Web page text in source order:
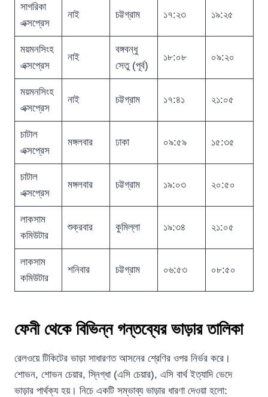
সাগরিকা
এক্সপ্রেস
নাই চট্টগ্রাম ১৭:২৩ ১৯:২৫
ময়মনসিংহ
এক্সপ্রেস
নাই
বঙ্গবন্ধু
সেতু (পূর্ব)
১৮:০৮ ০৯:২০
ময়মনসিংহ
এক্সপ্রেস
নাই চট্টগ্রাম ১৭:৪১ ২১:০৫
চাটাল
এক্সপ্রেস
মঙ্গলবার ঢাকা ০৯:৫৯ ১৫:৩৫
চাটাল
এক্সপ্রেস
মঙ্গলবার চট্টগ্রাম ১৯:০৩ ২০:৫০
লাকসাম
কমিউটার
শুক্রবার কুমিল্লা ১৯:৩৪ ২১:০৫
লাকসাম
কমিউটার
শনিবার চট্টগ্রাম ০৬:৫৩ ০৮:৫০
ফেনী থেকে বিভিন্ন গন্তব্যের ভাড়ার তালিকা
রেলওয়ে টিকিটের ভাড়া সাধারণত আসনের শ্রেণির ওপর নির্ভর করে।
শোভন, শোভন চেয়ার, স্নিগ্ধা (এসি চেয়ার), এসি বার্থ ইত্যাদি ভেদে
ভাড়ার পার্থক্য হয়। নিচে একটি সম্ভাব্য ভাড়ার ধারণা দেওয়া হলো: